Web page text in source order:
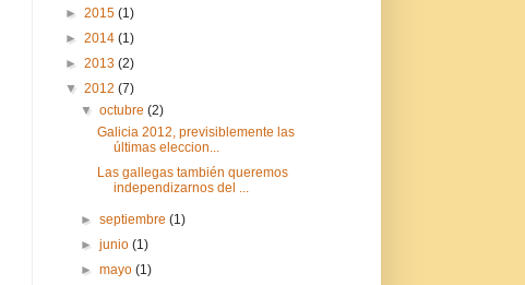
► 2015 (1)
► 2014 (1)
► 2013 (2)
▼ 2012 (7)
▼octubre(2)
Galicia 2012, previsiblemente las
últimas eleccion...
Las gallegas también queremos
independizarnos del ...
►septiembre(1)
►junio(1)
►mayo(1)